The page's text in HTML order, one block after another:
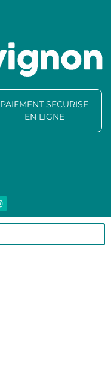
PAIEMENT SECURISE
EN LIGNE